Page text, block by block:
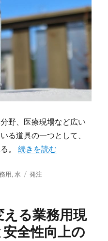
野、医療現場など広い
る道具の一つとして、
る。“業務用現場を変えるガ
続きを読む
用,水
タ
発注
る業務用現
全性向上の